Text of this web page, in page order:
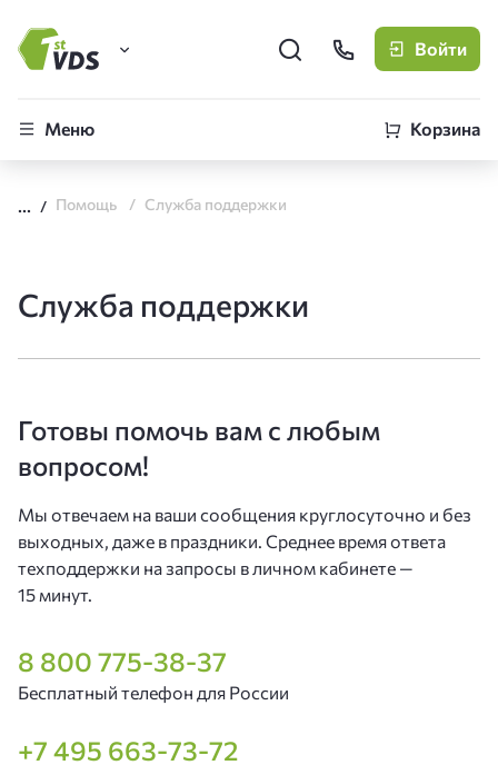
FirstVDS (вы здесь)
CLO
Войти
Меню Корзина
Помощь Служба поддержки
Служба поддержки
Готовы помочь вам с любым
вопросом!
Мы отвечаем на ваши сообщения круглосуточно и без
выходных, даже в праздники. Среднее время ответа
техподдержки на запросы в личном кабинете —
15 минут.
8 800 775-38-37
Бесплатный телефон для России
+7 495 663-73-72